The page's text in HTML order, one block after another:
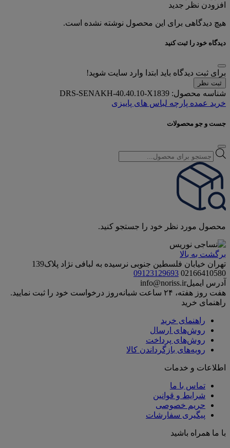
افزودن نظر جدید
هیچ دیدگاهی برای این محصول نوشته نشده است.
دیدگاه خود را ثبت کنید
برای ثبت دیدگاه باید ابتدا وارد سایت شوید!
ثبت نظر
شناسه محصول: DRS-SENAKH-40.40.10-X1839
خرید عمده پارچه لباس های پاییزی
جست و جو محصولات
Products
search
محصول مورد نظر خود را جستجو کنید.
برگشت به بالا
تهران خیابان فلسطین جنوبی نرسیده به لبافی نژاد پلاک139
02166410580
09123129693
آدرس ایمیلinfo@noriss.ir
هفت روز هفته، ۲۴ ساعت شبانه‌روز درخواست خود را ثبت نمایید.
راهنمای خرید
راهنمای خرید
روش‌های ارسال
روش‌های پرداخت
رویه‌های بازگرداندن کالا
اطلاعات و خدمات
تماس با ما
شرایط و قوانین
حریم خصوصی
پیگیری سفارشات
با ما همراه باشید